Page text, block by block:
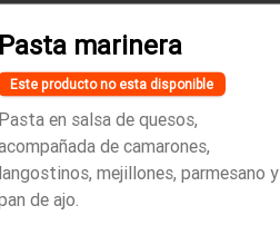
el menú
Pasta marinera
Este producto no esta disponible
Pasta en salsa de quesos,
de camarones,
langostinos, mejillones, parmesano y
de ajo.